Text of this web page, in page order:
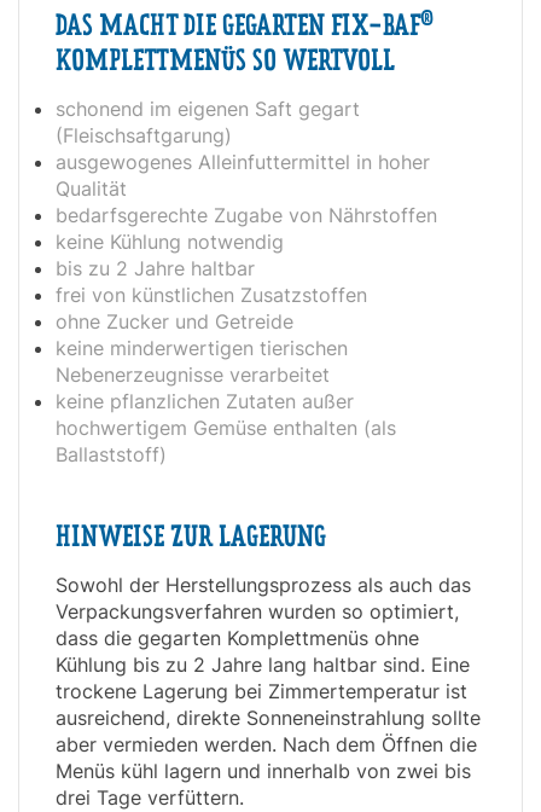
DAS MACHT DIE GEGARTEN FIX-BAF®
KOMPLETTMENÜS SO WERTVOLL
schonend im eigenen Saft gegart
(Fleischsaftgarung)
ausgewogenes Alleinfuttermittel in hoher
Qualität
bedarfsgerechte Zugabe von Nährstoffen
keine Kühlung notwendig
bis zu 2 Jahre haltbar
frei von künstlichen Zusatzstoffen
ohne Zucker und Getreide
keine minderwertigen tierischen
Nebenerzeugnisse verarbeitet
keine pflanzlichen Zutaten außer
hochwertigem Gemüse enthalten (als
Ballaststoff)
HINWEISE ZUR LAGERUNG
Sowohl der Herstellungsprozess als auch das
Verpackungsverfahren wurden so optimiert,
dass die gegarten Komplettmenüs ohne
Kühlung bis zu 2 Jahre lang haltbar sind. Eine
trockene Lagerung bei Zimmertemperatur ist
ausreichend, direkte Sonneneinstrahlung sollte
aber vermieden werden. Nach dem Öffnen die
Menüs kühl lagern und innerhalb von zwei bis
drei Tage verfüttern.